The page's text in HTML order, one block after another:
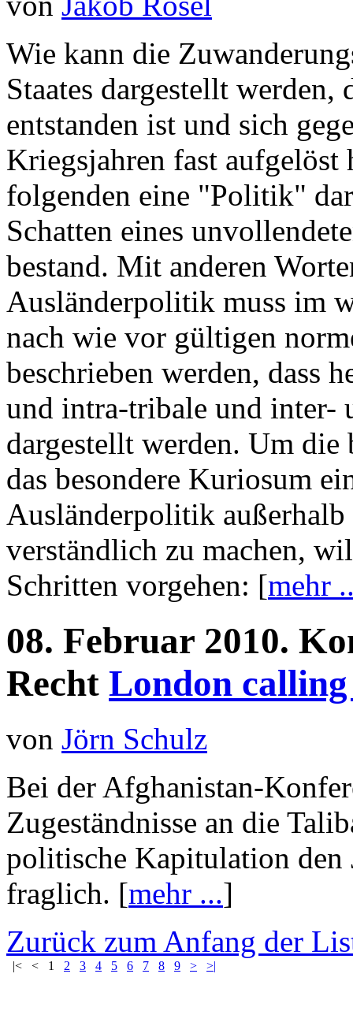
Wie kann die
Staates dargestellt werden,
entstanden ist und sich
Kriegsjahren fast
folgenden eine "Politik"
Schatten eines
bestand. Mit anderen
Ausländerpolitik muss im
nach wie vor gültigen
beschrieben werden, dass
und intra-tribale und inter-
dargestellt werden. Um die
das besondere Kuriosum
Ausländerpolitik außerhalb
verständlich zu machen,
Schritten vorgehen: [mehr
08. Februar 2010.
Recht London
von Jörn Schulz
Bei der Afghanistan-
Zugeständnisse an die
politische Kapitulation den
fraglich. [mehr ...]
Zurück zum Anfang der
|< < 1 2 3 4 5 6 7 8 9 > >|